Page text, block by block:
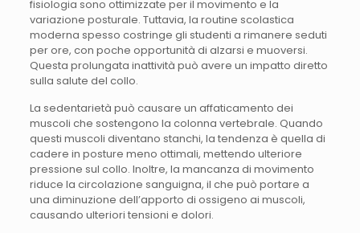
fisiologia sono ottimizzate per il movimento e la
variazione posturale. Tuttavia, la routine scolastica
moderna spesso costringe gli studenti a rimanere seduti
per ore, con poche opportunità di alzarsi e muoversi.
Questa prolungata inattività può avere un impatto diretto
sulla salute del collo.
La sedentarietà può causare un affaticamento dei
muscoli che sostengono la colonna vertebrale. Quando
questi muscoli diventano stanchi, la tendenza è quella di
cadere in posture meno ottimali, mettendo ulteriore
pressione sul collo. Inoltre, la mancanza di movimento
riduce la circolazione sanguigna, il che può portare a
una diminuzione dell’apporto di ossigeno ai muscoli,
causando ulteriori tensioni e dolori.